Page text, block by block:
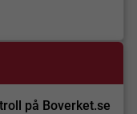
på Boverket.se